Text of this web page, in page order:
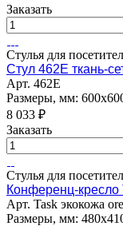
Заказать
Стулья для
Стул 462E ткань-
Арт. 462E
Размеры, мм:
8 033 ₽
Заказать
Стулья для
Конференц-кресло
Арт. Task экокожа
Размеры, мм: